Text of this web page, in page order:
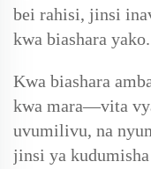
bei rahisi, jinsi
kwa biashara yako.
Kwa biashara
kwa mara—vita
uvumilivu, na
jinsi ya